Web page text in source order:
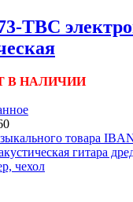
TBC
В НАЛИЧИИ